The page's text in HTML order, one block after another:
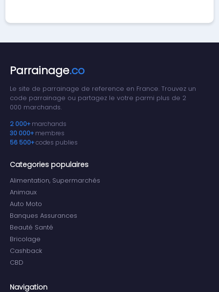
Parrainage.co
Le site de parrainage de reference en France. Trouvez un
code parrainage ou partagez le votre parmi plus de 2
000 marchands.
2 000+ marchands
30 000+ membres
56 500+codes publies
Categories populaires
Alimentation, Supermarchés
Animaux
Auto Moto
Banques Assurances
Beauté Santé
Bricolage
Cashback
CBD
Navigation